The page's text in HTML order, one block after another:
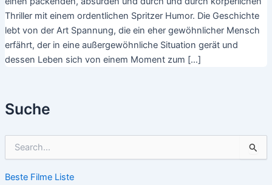
Suche
h
Beste Filme Liste
Thriller mit einem ordentlichen Spritzer Humor. Die Geschichte
lebt von der Art Spannung, die ein eher gewöhnlicher Mensch
erfährt, der in eine außergewöhnliche Situation gerät und
dessen Leben sich von einem Moment zum […]